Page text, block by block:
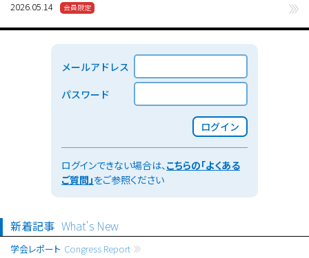
2026.05.14
メールアドレス
パスワード
ログイン
ログインできない場合は、こちらの「よくある
ご質問」をご参照ください
新着記事 What's New
学会レポート Congress Report